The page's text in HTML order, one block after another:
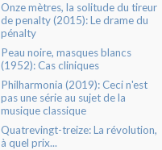
Onze mètres, la solitude du tireur
de penalty (2015): Le drame du
pénalty
Peau noire, masques blancs
(1952): Cas cliniques
Philharmonia (2019): Ceci n'est
pas une série au sujet de la
musique classique
Quatrevingt-treize: La révolution,
à quel prix...